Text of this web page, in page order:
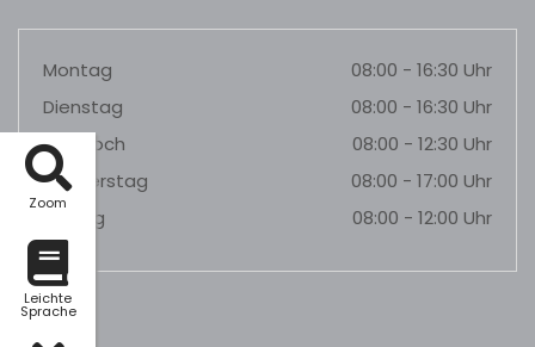
Zoom
Leichte
Sprache
Montag
08:00 - 16:30 Uhr
Dienstag
08:00 - 16:30 Uhr
Mittwoch
08:00 - 12:30 Uhr
Donnerstag
08:00 - 17:00 Uhr
Freitag
08:00 - 12:00 Uhr